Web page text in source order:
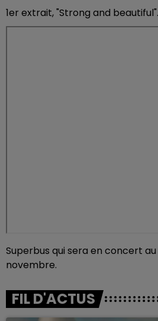
1er extrait, "Strong and beautiful".
Superbus qui sera en concert au
novembre.
FIL D'ACTUS